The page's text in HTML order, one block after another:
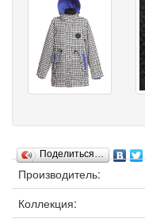
Поделиться…
Производитель:
Коллекция: